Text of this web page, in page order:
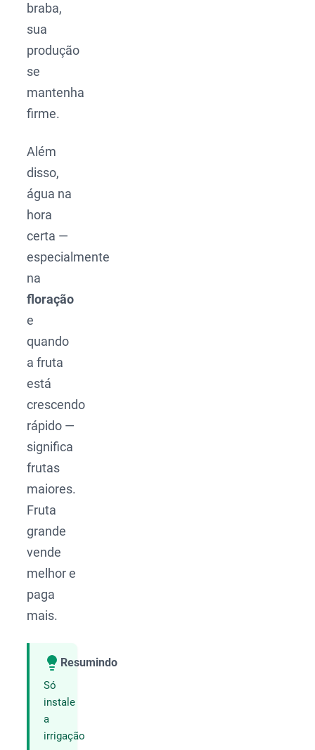
braba,
sua
produção
se
mantenha
firme.
Além
disso,
água na
hora
certa —
especialmente
na
floração
e
quando
a fruta
está
crescendo
rápido —
significa
frutas
maiores.
Fruta
grande
vende
melhor e
paga
mais.
Resumindo
Só
instale
a
irrigação